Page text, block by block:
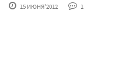
15 ИЮНЯ'2012 1